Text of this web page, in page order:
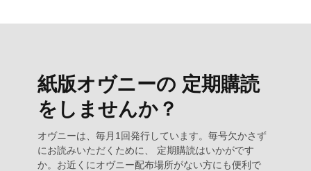
紙版オヴニーの 定期購読
をしませんか？
オヴニーは、毎月1回発行しています。毎号欠かさず
にお読みいただくために、 定期購読はいかがです
か。お近くにオヴニー配布場所がない方にも便利で